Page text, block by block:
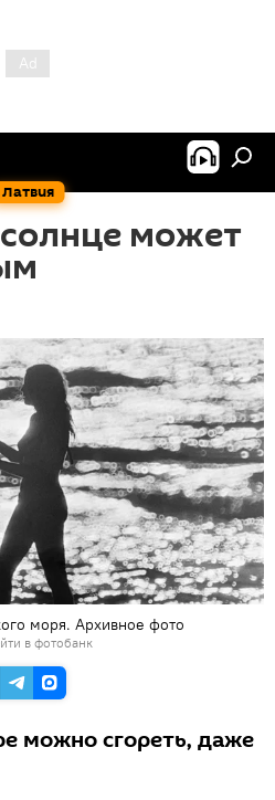
Латвия
может
моря. Архивное фото
в фотобанк
можно сгореть, даже